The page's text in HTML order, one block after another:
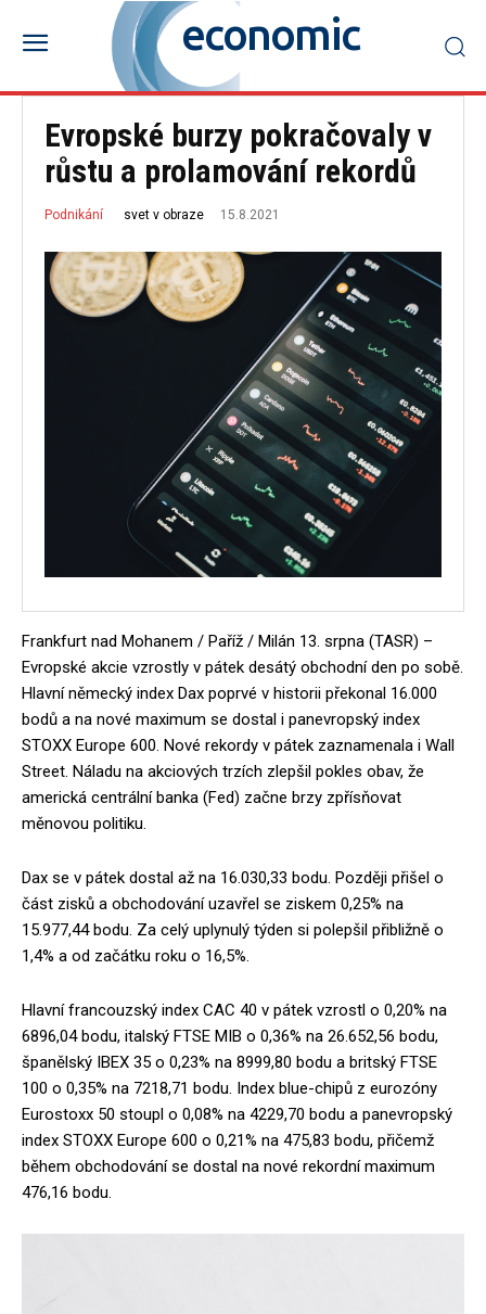
economic
Evropské burzy pokračovaly v
růstu a prolamování rekordů
Podnikání svet v obraze 15.8.2021
Frankfurt nad Mohanem / Paříž / Milán 13. srpna (TASR) –
Evropské akcie vzrostly v pátek desátý obchodní den po sobě.
Hlavní německý index Dax poprvé v historii překonal 16.000
bodů a na nové maximum se dostal i panevropský index
STOXX Europe 600. Nové rekordy v pátek zaznamenala i Wall
Street. Náladu na akciových trzích zlepšil pokles obav, že
americká centrální banka (Fed) začne brzy zpřísňovat
měnovou politiku.
Dax se v pátek dostal až na 16.030,33 bodu. Později přišel o
část zisků a obchodování uzavřel se ziskem 0,25% na
15.977,44 bodu. Za celý uplynulý týden si polepšil přibližně o
1,4% a od začátku roku o 16,5%.
Hlavní francouzský index CAC 40 v pátek vzrostl o 0,20% na
6896,04 bodu, italský FTSE MIB o 0,36% na 26.652,56 bodu,
španělský IBEX 35 o 0,23% na 8999,80 bodu a britský FTSE
100 o 0,35% na 7218,71 bodu. Index blue-chipů z eurozóny
Eurostoxx 50 stoupl o 0,08% na 4229,70 bodu a panevropský
index STOXX Europe 600 o 0,21% na 475,83 bodu, přičemž
během obchodování se dostal na nové rekordní maximum
476,16 bodu.